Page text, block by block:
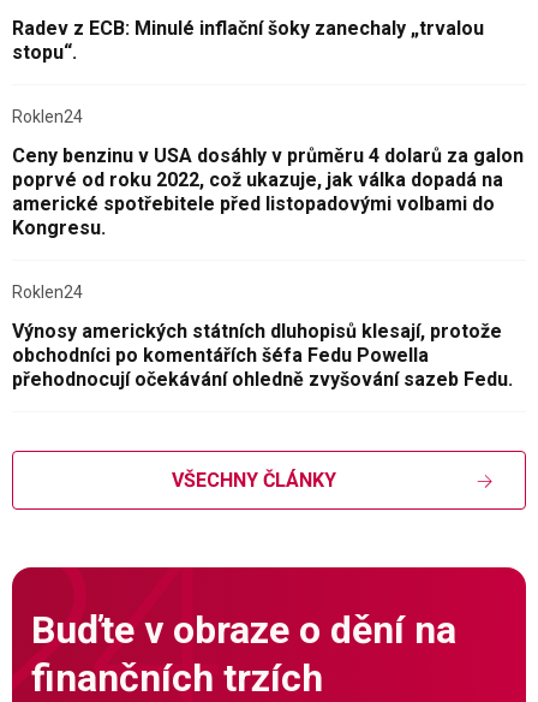
Radev z ECB: Minulé inflační šoky zanechaly „trvalou
stopu“.
Roklen24
Ceny benzinu v USA dosáhly v průměru 4 dolarů za galon
poprvé od roku 2022, což ukazuje, jak válka dopadá na
americké spotřebitele před listopadovými volbami do
Kongresu.
Roklen24
Výnosy amerických státních dluhopisů klesají, protože
obchodníci po komentářích šéfa Fedu Powella
přehodnocují očekávání ohledně zvyšování sazeb Fedu.
VŠECHNY ČLÁNKY
Buďte v obraze o dění na
finančních trzích